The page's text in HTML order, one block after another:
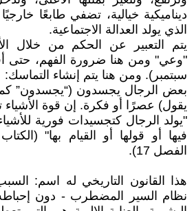
ديناميكية خيالية، تضفي طابعًا
الذي يولد العدالة الاجتماعية.
يتم التعبير عن الحكم من خلال
"وعي" ومن هنا ضرورة الفهم، حتى
سبتمبر). ومن هنا يتم إنشاء التماسك:
بعض الرجال يجسدون (“يجسدون”
يقول) عصرًا أو فكرة. إن قوة الأشياء
"يولد الرجال كتجسيدات فورية
فيها أو قولها أو القيام بها"
الفصل 17).
هذا القانون التاريخي له اسم:
نظام السير المضطرب - دون